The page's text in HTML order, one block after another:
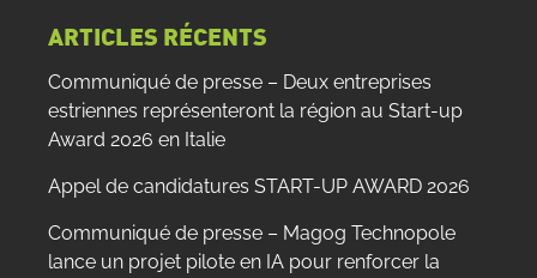
ARTICLES RÉCENTS
Communiqué de presse – Deux entreprises
estriennes représenteront la région au Start-up
Award 2026 en Italie
Appel de candidatures START-UP AWARD 2026
Communiqué de presse – Magog Technopole
lance un projet pilote en IA pour renforcer la